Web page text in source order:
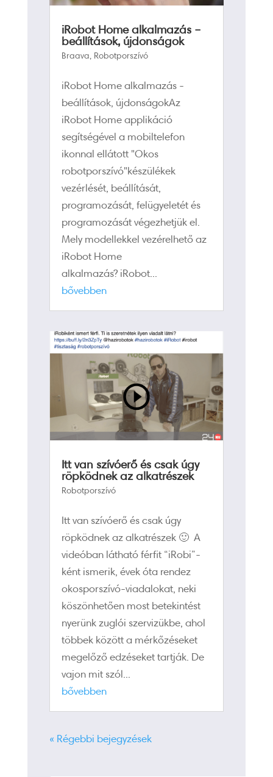
iRobot Home alkalmazás –
beállítások, újdonságok
Braava Robotporszívó
iRobot Home alkalmazás -
beállítások, újdonságokAz
iRobot Home applikáció
segítségével a mobiltelefon
ikonnal ellátott "Okos
robotporszívó"készülékek
vezérlését, beállítását,
programozását, felügyeletét és
programozását végezhetjük el.
Mely modellekkel vezérelhető az
iRobot Home
alkalmazás? iRobot...
bővebben
Itt van szívóerő és csak úgy
röpködnek az alkatrészek
Robotporszívó
Itt van szívóerő és csak úgy
röpködnek az alkatrészek 🙂 A
videóban látható férfit “iRobi”-
ként ismerik, évek óta rendez
okosporszívó-viadalokat, neki
köszönhetően most betekintést
nyerünk zuglói szervizükbe, ahol
többek között a mérkőzéseket
megelőző edzéseket tartják. De
vajon mit szól...
bővebben
« Régebbi bejegyzések